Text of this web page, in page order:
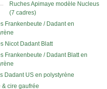
Ruches Apimaye modèle Nucleus
(7 cadres)
Frankenbeute / Dadant en
Nicot Dadant Blatt
Frankenbeute / Dadant Blatt en
Dadant US en polystyrène
cire gaufrée